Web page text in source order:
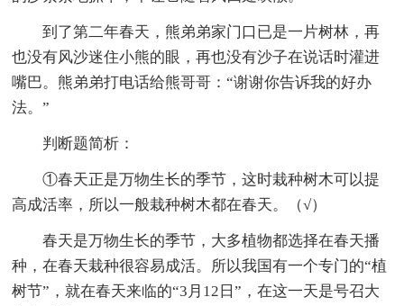
到了第二年春天，熊弟弟家门口已是一片树林，再
也没有风沙迷住小熊的眼，再也没有沙子在说话时灌进
嘴巴。熊弟弟打电话给熊哥哥：“谢谢你告诉我的好办
法。”
判断题简析：
①春天正是万物生长的季节，这时栽种树木可以提
高成活率，所以一般栽种树木都在春天。（√）
春天是万物生长的季节，大多植物都选择在春天播
种，在春天栽种很容易成活。所以我国有一个专门的“植
树节”，就在春天来临的“3月12日”，在这一天是号召大